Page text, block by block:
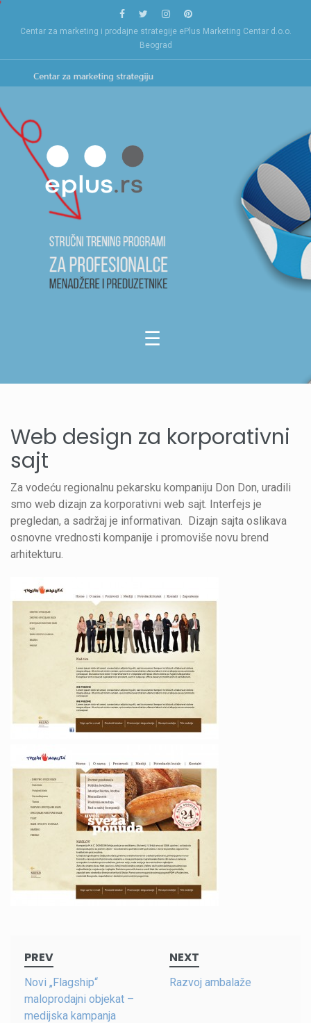
Skip
Centar za marketing i prodajne strategije ePlus Marketing Centar d.o.o.
Beograd
Web design za korporativni
sajt
Za vodeću regionalnu pekarsku kompaniju Don Don, uradili
smo web dizajn za korporativni web sajt. Interfejs je
pregledan, a sadržaj je informativan. Dizajn sajta oslikava
osnovne vrednosti kompanije i promoviše novu brend
arhitekturu.
navigation
PREV
Novi „Flagship“
maloprodajni objekat –
medijska kampanja
NEXT
Razvoj ambalaže